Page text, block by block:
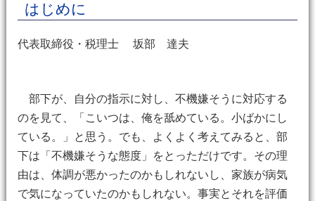
はじめに
代表取締役・税理士 坂部 達夫
部下が、自分の指示に対し、不機嫌そうに対応する
のを見て、「こいつは、俺を舐めている。小ばかにし
ている。」と思う。でも、よくよく考えてみると、部
下は「不機嫌そうな態度」をとっただけです。その理
由は、体調が悪かったのかもしれないし、家族が病気
で気になっていたのかもしれない。事実とそれを評価